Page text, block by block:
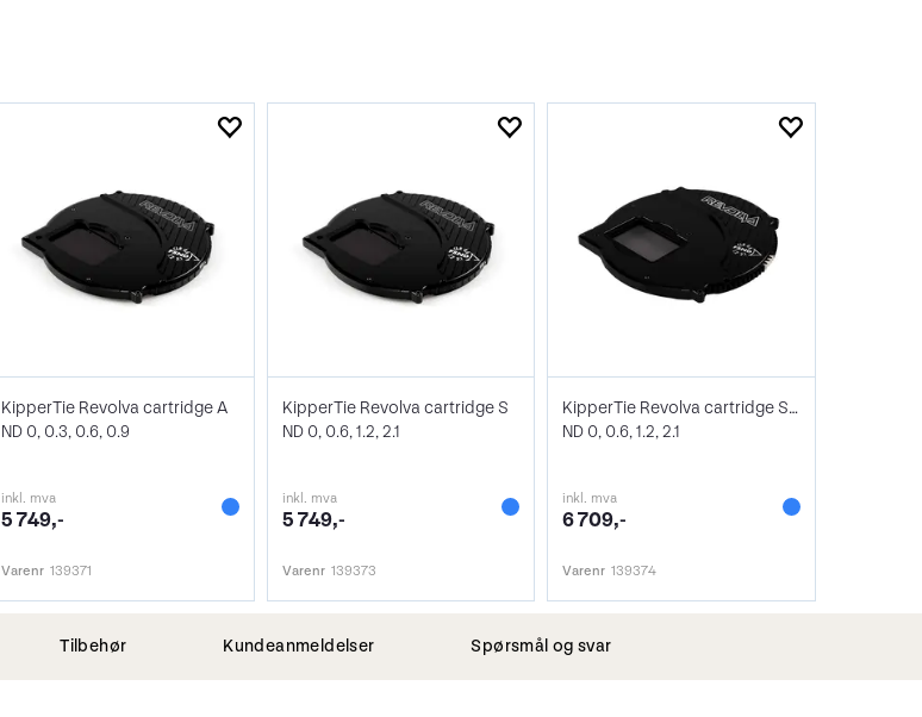
KipperTie Revolva cartridge A
ND 0, 0.3, 0.6, 0.9
inkl. mva
5 749,-
Varenr 139371
KipperTie Revolva cartridge S
ND 0, 0.6, 1.2, 2.1
inkl. mva
5 749,-
Varenr 139373
KipperTie Revolva cartridge S geared
ND 0, 0.6, 1.2, 2.1
inkl. mva
6 709,-
Varenr 139374
Tilbehør Kundeanmeldelser Spørsmål og svar